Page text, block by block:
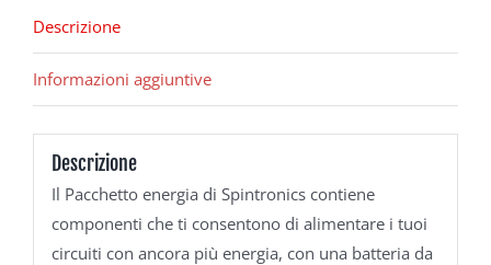
Descrizione
Informazioni aggiuntive
Descrizione
Il Pacchetto energia di Spintronics contiene
componenti che ti consentono di alimentare i tuoi
circuiti con ancora più energia, con una batteria da